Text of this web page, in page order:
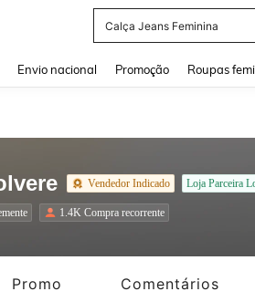
Calça Jeans Feminina
Envio nacional Promoção Roupas
Vendedor Indicado Loja Parceira
1.4K Compra recorrente
Promo Comentários